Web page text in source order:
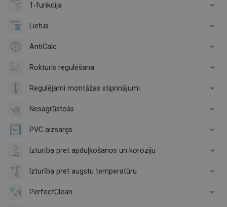
1-funkcija
Lietus
AntiCalc
Rokturis regulēšana
Regulējami montāžas stiprinājumi
Nesagrūstošs
PVC aizsargs
Izturība pret apduļķošanos un koroziju
Izturība pret augstu temperatūru
PerfectClean